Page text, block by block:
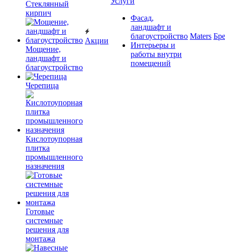
Cтеклянный
кирпич
Мощение,
ландшафт и
благоустройство
Черепица
Кислотоупорная
плитка
промышленного
назначения
Готовые
системные
решения для
монтажа
Акции
Фасад,
ландшафт и
благоустройство
Интерьеры и
работы внутри
помещений
Maters